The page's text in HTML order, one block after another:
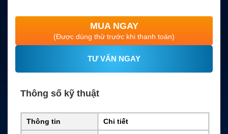
MUA NGAY
(Được dùng thử trước khi thanh toán)
TƯ VẤN NGAY
Thông số kỹ thuật
Thông tin Chi tiết